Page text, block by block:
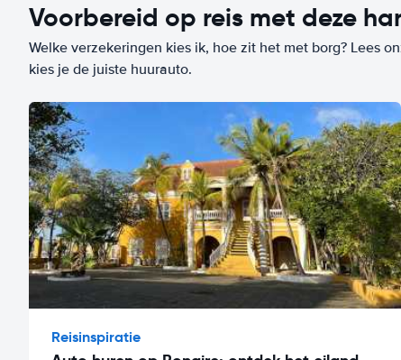
Voorbereid op reis met deze
Welke verzekeringen kies ik, hoe zit het met borg? Lees
kies je de juiste huurauto.
Reisinspiratie